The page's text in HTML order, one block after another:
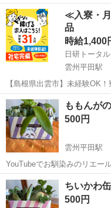
なります。 高級な苗です。
の駅で土産を買っていた所に
ると向こうも挨拶をしてくださ
島根 出雲市 雲州平
≪入寮・
品
時給1,400
日研トータ
雲州平田駅
【島根県出雲市】未経験OK
《お仕事No.9A1443》 お仕事について ①自動車のギア系（歯車や
軸）、エンジン部品といった
す。②拡大鏡を用いて製品の外
島根 出雲市 雲州平田
ももんが
500円
雲州平田駅
YouTubeでお馴染みのリエー
いたので、8000円以上購入し
ぐらいの価値があります。 う
テン、クロッカスなど...
島根 出雲市 雲州平
ちいかわ
500円